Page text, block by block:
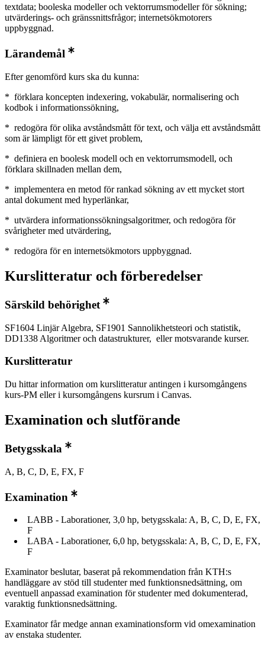
textdata; booleska modeller och vektorrumsmodeller för sökning;
utvärderings- och gränssnittsfrågor; internetsökmotorers
uppbyggnad.
Lärandemål
Efter genomförd kurs ska du kunna:
* förklara koncepten indexering, vokabulär, normalisering och
kodbok i informationssökning,
* redogöra för olika avståndsmått för text, och välja ett avståndsmått
som är lämpligt för ett givet problem,
* definiera en boolesk modell och en vektorrumsmodell, och
förklara skillnaden mellan dem,
* implementera en metod för rankad sökning av ett mycket stort
antal dokument med hyperlänkar,
* utvärdera informationssökningsalgoritmer, och redogöra för
svårigheter med utvärdering,
* redogöra för en internetsökmotors uppbyggnad.
Kurslitteratur och förberedelser
Särskild behörighet
SF1604 Linjär Algebra, SF1901 Sannolikhetsteori och statistik,
DD1338 Algoritmer och datastrukturer, eller motsvarande kurser.
Kurslitteratur
Du hittar information om kurslitteratur antingen i kursomgångens
kurs-PM eller i kursomgångens kursrum i Canvas.
Examination och slutförande
Betygsskala
A, B, C, D, E, FX, F
Examination
LABB - Laborationer, 3,0 hp, betygsskala: A, B, C, D, E, FX,
F
LABA - Laborationer, 6,0 hp, betygsskala: A, B, C, D, E, FX,
F
Examinator beslutar, baserat på rekommendation från KTH:s
handläggare av stöd till studenter med funktionsnedsättning, om
eventuell anpassad examination för studenter med dokumenterad,
varaktig funktionsnedsättning.
Examinator får medge annan examinationsform vid omexamination
av enstaka studenter.